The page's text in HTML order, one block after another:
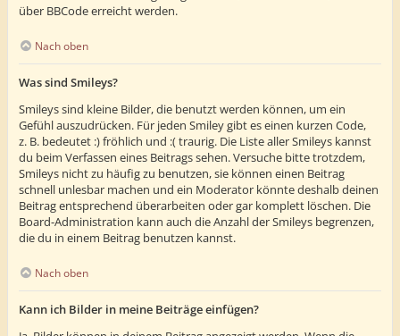
über BBCode erreicht werden.
Nach oben
Was sind Smileys?
Smileys sind kleine Bilder, die benutzt werden können, um ein
Gefühl auszudrücken. Für jeden Smiley gibt es einen kurzen Code,
z. B. bedeutet :) fröhlich und :( traurig. Die Liste aller Smileys kannst
du beim Verfassen eines Beitrags sehen. Versuche bitte trotzdem,
Smileys nicht zu häufig zu benutzen, sie können einen Beitrag
schnell unlesbar machen und ein Moderator könnte deshalb deinen
Beitrag entsprechend überarbeiten oder gar komplett löschen. Die
Board-Administration kann auch die Anzahl der Smileys begrenzen,
die du in einem Beitrag benutzen kannst.
Nach oben
Kann ich Bilder in meine Beiträge einfügen?